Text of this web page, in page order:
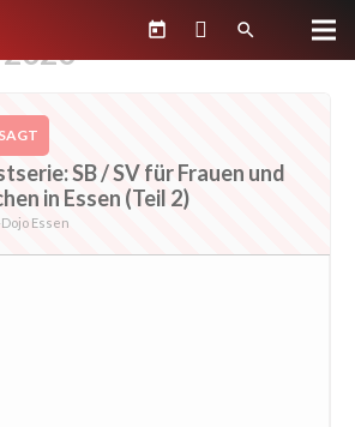
today search
SB / SV für Frauen und
in Essen (Teil 2)
Essen